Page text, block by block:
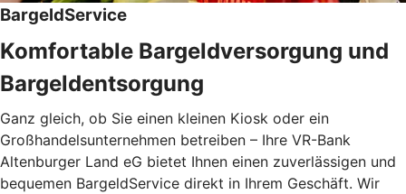
BargeldService
Komfortable Bargeldversorgung und
Bargeldentsorgung
Ganz gleich, ob Sie einen kleinen Kiosk oder ein
Großhandelsunternehmen betreiben – Ihre VR-Bank
Altenburger Land eG bietet Ihnen einen zuverlässigen und
bequemen BargeldService direkt in Ihrem Geschäft. Wir